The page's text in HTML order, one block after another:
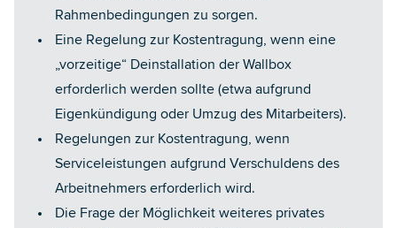
Rahmenbedingungen zu sorgen.
Eine Regelung zur Kostentragung, wenn eine
„vorzeitige“ Deinstallation der Wallbox
erforderlich werden sollte (etwa aufgrund
Eigenkündigung oder Umzug des Mitarbeiters).
Regelungen zur Kostentragung, wenn
Serviceleistungen aufgrund Verschuldens des
Arbeitnehmers erforderlich wird.
Die Frage der Möglichkeit weiteres privates